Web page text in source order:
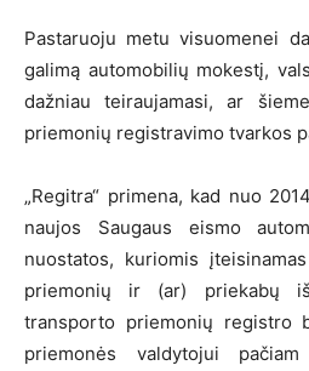
Pastaruoju metu visuomenei
galimą automobilių mokestį,
dažniau teiraujamasi, ar
priemonių registravimo tvarkos
„Regitra“ primena, kad nuo
naujos Saugaus eismo
nuostatos, kuriomis
priemonių ir (ar) priekabų
transporto priemonių registro
priemonės valdytojui